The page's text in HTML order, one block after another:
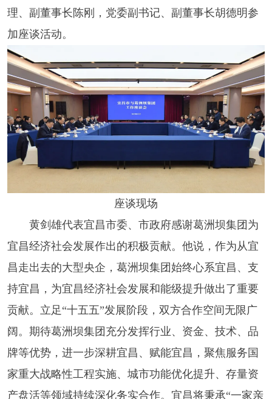
理、副董事长陈刚，党委副书记、副董事长胡德明参
加座谈活动。
座谈现场
黄剑雄代表宜昌市委、市政府感谢葛洲坝集团为
宜昌经济社会发展作出的积极贡献。他说，作为从宜
昌走出去的大型央企，葛洲坝集团始终心系宜昌、支
持宜昌，为宜昌经济社会发展和能级提升做出了重要
贡献。立足“十五五”发展阶段，双方合作空间无限广
阔。期待葛洲坝集团充分发挥行业、资金、技术、品
牌等优势，进一步深耕宜昌、赋能宜昌，聚焦服务国
家重大战略性工程实施、城市功能优化提升、存量资
产盘活等领域持续深化务实合作。宜昌将秉承“一家亲